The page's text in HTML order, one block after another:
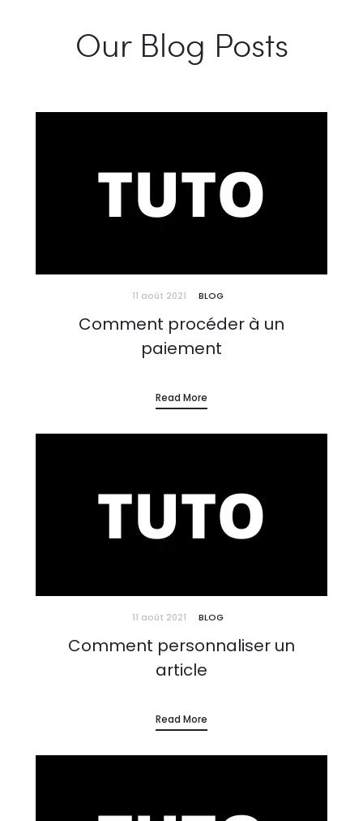
Our Blog Posts
11 août 2021 BLOG
Comment procéder à un
paiement
Read More
11 août 2021 BLOG
Comment personnaliser un
article
Read More